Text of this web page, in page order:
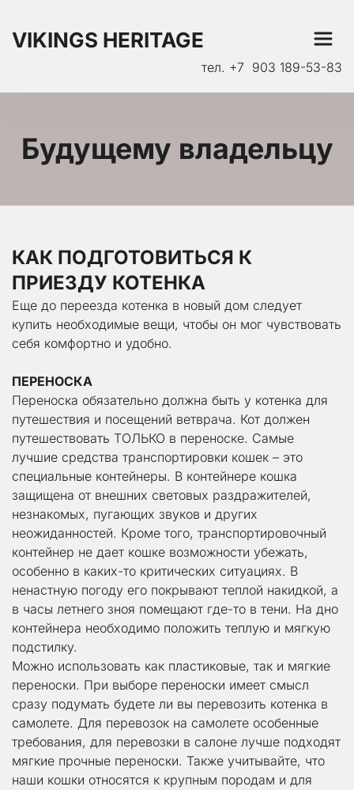
VIKINGS HERITAGE
тел. +7  903 189-53-83
Будущему владельцу
КАК ПОДГОТОВИТЬСЯ К
ПРИЕЗДУ КОТЕНКА
Еще до переезда котенка в новый дом следует
купить необходимые вещи, чтобы он мог чувствовать
себя комфортно и удобно.
ПЕРЕНОСКА
Переноска обязательно должна быть у котенка для
путешествия и посещений ветврача. Кот должен
путешествовать ТОЛЬКО в переноске. Самые
лучшие средства транспортировки кошек – это
специальные контейнеры. В контейнере кошка
защищена от внешних световых раздражителей,
незнакомых, пугающих звуков и других
неожиданностей. Кроме того, транспортировочный
контейнер не дает кошке возможности убежать,
особенно в каких-то критических ситуациях. В
ненастную погоду его покрывают теплой накидкой, а
в часы летнего зноя помещают где-то в тени. На дно
контейнера необходимо положить теплую и мягкую
подстилку.
Можно использовать как пластиковые, так и мягкие
переноски. При выборе переноски имеет смысл
сразу подумать будете ли вы перевозить котенка в
самолете. Для перевозок на самолете особенные
требования, для перевозки в салоне лучше подходят
мягкие прочные переноски. Также учитывайте, что
наши кошки относятся к крупным породам и для